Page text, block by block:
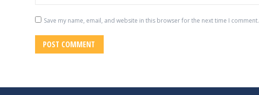
Save my name, email, and website in this browser for the next time I comment.
POST COMMENT